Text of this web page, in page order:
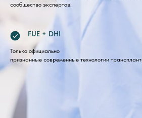
сообщество экспертов.
FUE + DHI
Только официально
признанные современные технологии